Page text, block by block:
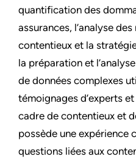
quantification des
assurances, l’analyse
contentieux et la
la préparation et
de données complexes
témoignages d’experts
cadre de contentieux et
possède une expérience
questions liées aux